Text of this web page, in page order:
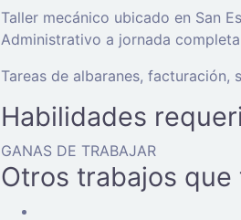
Taller mecánico ubicado en San
Administrativo a jornada
Tareas de albaranes,
Habilidades
GANAS DE TRABAJAR
Otros trabajos